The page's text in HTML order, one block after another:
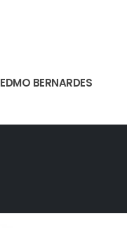
EDMO BERNARDES